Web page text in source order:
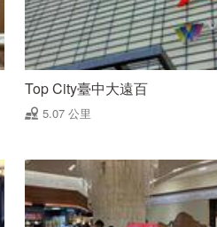
Top City臺中大遠百
5.07 公里